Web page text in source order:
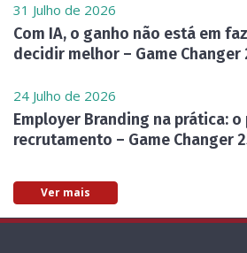
31 Julho de 2026
Com IA, o ganho não está em
decidir melhor – Game Changer
24 Julho de 2026
Employer Branding na prática:
recrutamento – Game Changer
Ver mais